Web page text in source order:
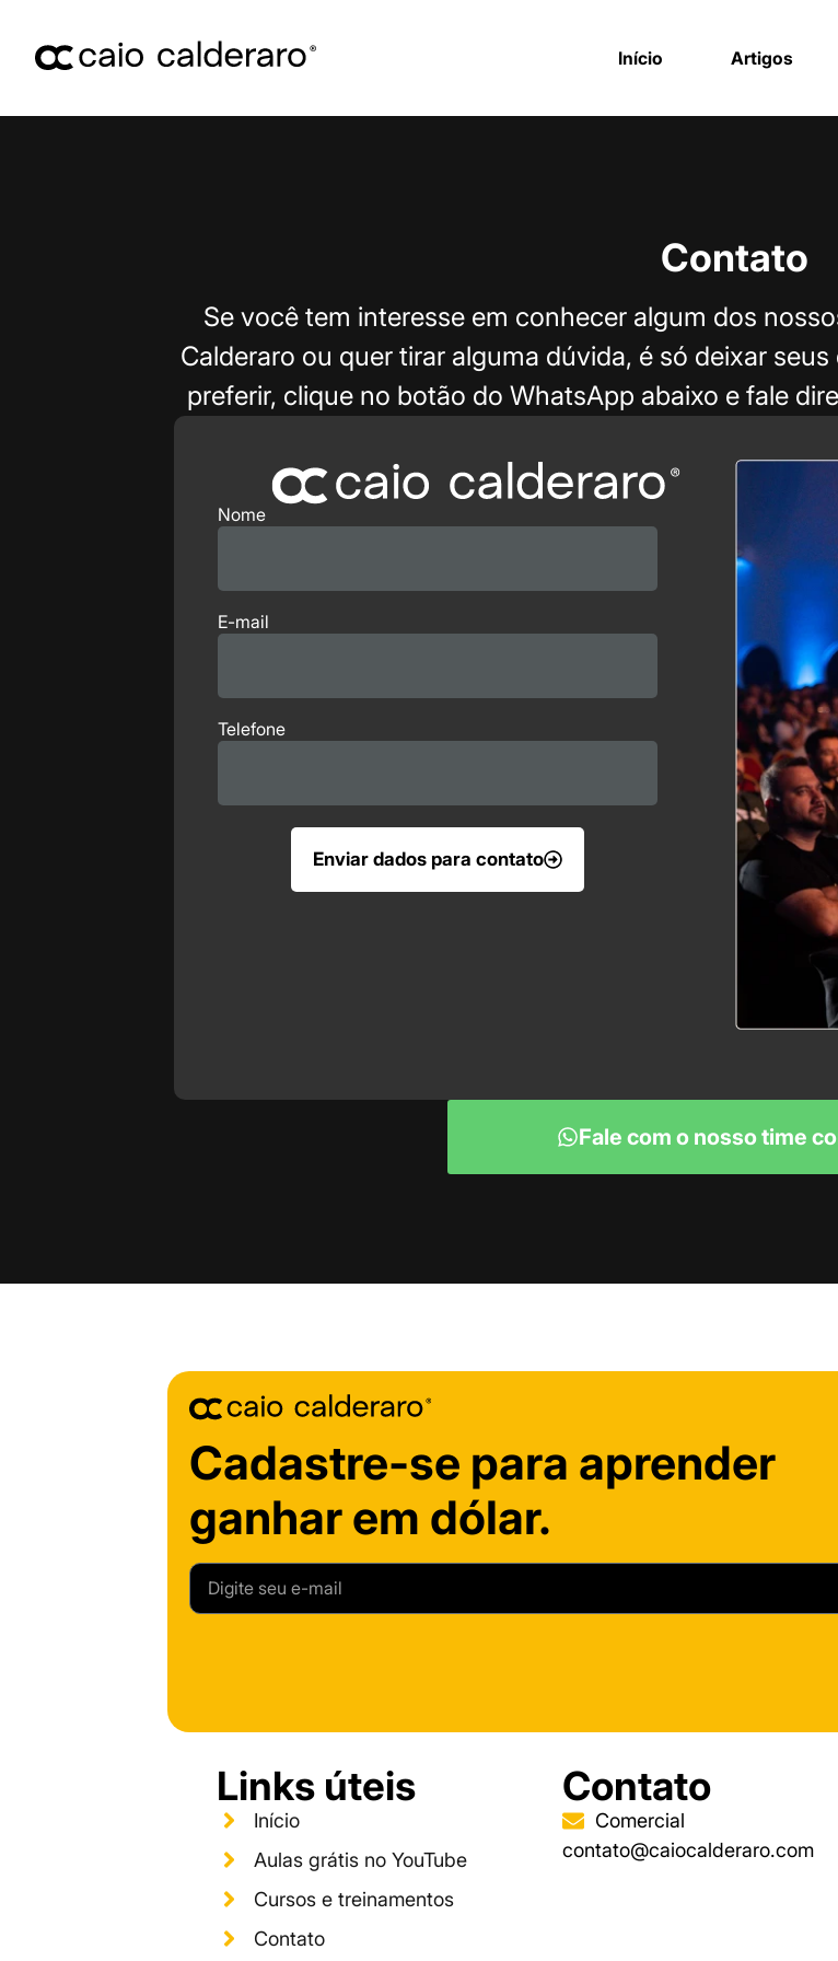
Início Artigos
Contato
Se você tem interesse em conhecer algum dos
Calderaro ou quer tirar alguma dúvida, é só deixar
preferir, clique no botão do WhatsApp abaixo e fale
Nome
E-mail
Telefone
Enviar dados para contato
Fale com o nosso time
Cadastre-se para aprender
ganhar em dólar.
Links úteis
Início
Aulas grátis no YouTube
Cursos e treinamentos
Contato
Contato
Comercial
contato@caiocalderaro.com